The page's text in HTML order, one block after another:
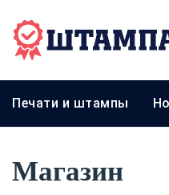
Печати и штампы
Магазин